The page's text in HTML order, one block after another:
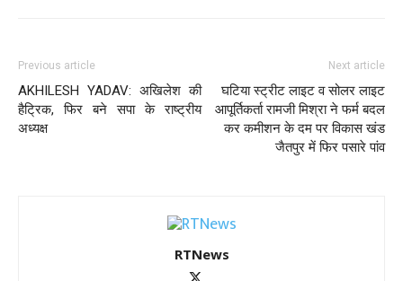
Previous article
AKHILESH YADAV: अखिलेश की
हैट्रिक, फिर बने सपा के राष्ट्रीय
अध्यक्ष
Next article
घटिया स्ट्रीट लाइट व सोलर लाइट
आपूर्तिकर्ता रामजी मिश्रा ने फर्म बदल
कर कमीशन के दम पर विकास खंड
जैतपुर में फिर पसारे पांव
RTNews